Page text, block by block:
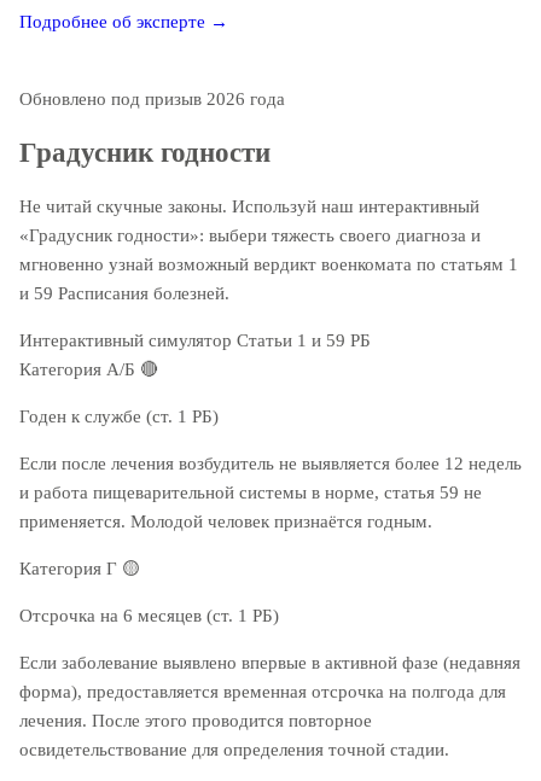
Подробнее об эксперте →
Обновлено под призыв 2026 года
Градусник годности
Не читай скучные законы. Используй наш интерактивный
«Градусник годности»: выбери тяжесть своего диагноза и
мгновенно узнай возможный вердикт военкомата по статьям 1
и 59 Расписания болезней.
Интерактивный симулятор Статьи 1 и 59 РБ
Категория А/Б 🔴
Годен к службе (ст. 1 РБ)
Если после лечения возбудитель не выявляется более 12 недель
и работа пищеварительной системы в норме, статья 59 не
применяется. Молодой человек признаётся годным.
Категория Г 🟡
Отсрочка на 6 месяцев (ст. 1 РБ)
Если заболевание выявлено впервые в активной фазе (недавняя
форма), предоставляется временная отсрочка на полгода для
лечения. После этого проводится повторное
освидетельствование для определения точной стадии.